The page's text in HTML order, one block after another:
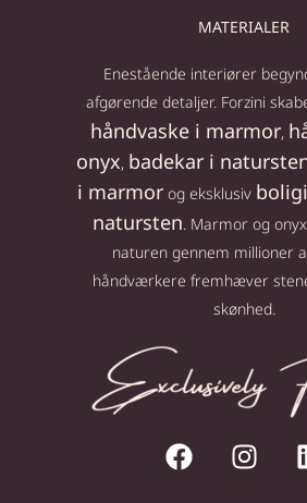
MATERIALER
Enestående interiører
afgørende detaljer. Forzini
håndvaske i marmor,
onyx, badekar i
i marmor og eksklusiv
natursten. Marmor og
naturen gennem millioner
håndværkere fremhæver
skønhed.